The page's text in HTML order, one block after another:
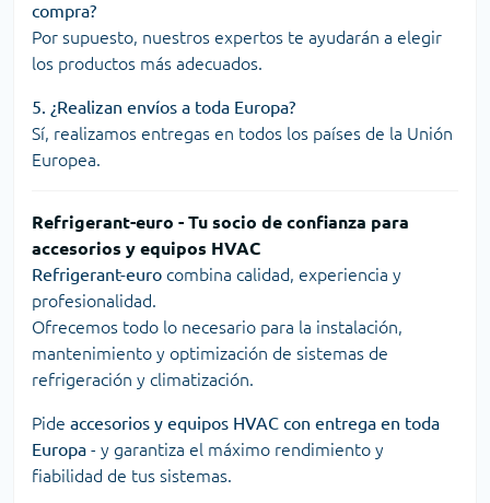
compra?
Por supuesto, nuestros expertos te ayudarán a elegir
los productos más adecuados.
5. ¿Realizan envíos a toda Europa?
Sí, realizamos entregas en todos los países de la Unión
Europea.
Refrigerant-euro - Tu socio de confianza para
accesorios y equipos HVAC
Refrigerant-euro combina calidad, experiencia y
profesionalidad.
Ofrecemos todo lo necesario para la instalación,
mantenimiento y optimización de sistemas de
refrigeración y climatización.
Pide accesorios y equipos HVAC con entrega en toda
Europa - y garantiza el máximo rendimiento y
fiabilidad de tus sistemas.